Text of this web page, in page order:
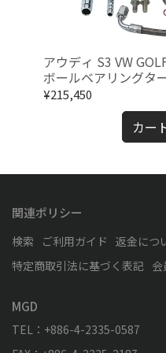
アウディ S3 VW
ボールベアリングタ
¥215,450
カー
関連ポリシー
検索 ご利用ガイド 返金につ
特定商取引法に基づく表記
MGD
TEL：+886-4-2335-0587